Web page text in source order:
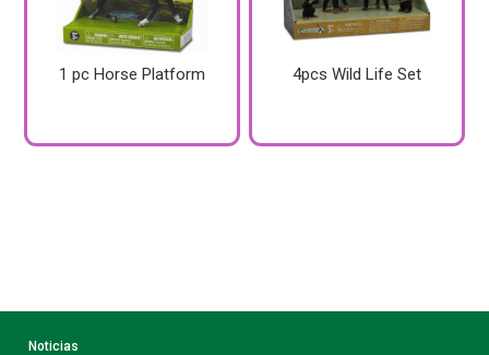
1 pc Horse Platform 4pcs Wild Life Set
Noticias